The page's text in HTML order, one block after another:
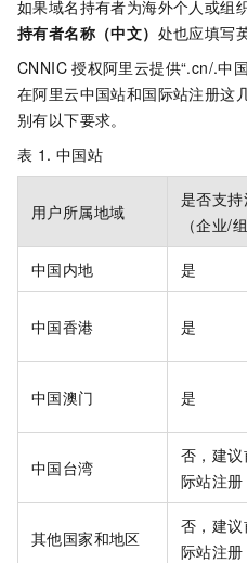
如果域名持有者为海外个人或组
持有者名称（中文） 处也应填写
CNNIC 授权阿里云提供“.cn/.中
在阿里云中国站和国际站注册这
别有以下要求。
表 1. 中国站
用户所属地域
是否支
（企业/
中国内地 是
中国香港 是
中国澳门 是
中国台湾
否，建议
际站注册
其他国家和地区
否，建议
际站注册